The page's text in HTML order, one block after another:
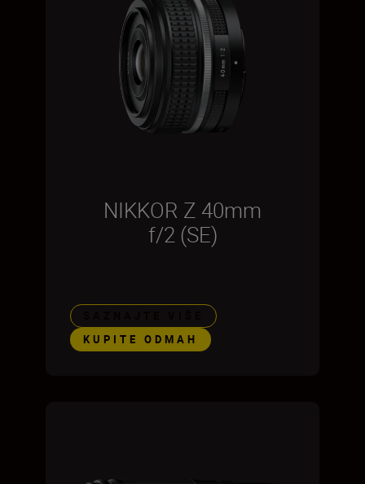
NIKKOR Z 40mm
f/2 (SE)
KUPITE ODMAH